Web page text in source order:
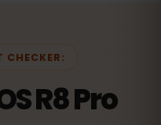
CHECKER:
R8 Pro